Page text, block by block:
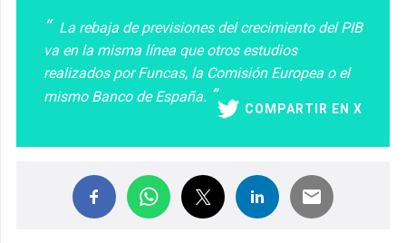
La rebaja de previsiones del crecimiento del PIB
va en la misma línea que otros estudios
realizados por Funcas, la Comisión Europea o el
mismo Banco de España.
COMPARTIR EN X